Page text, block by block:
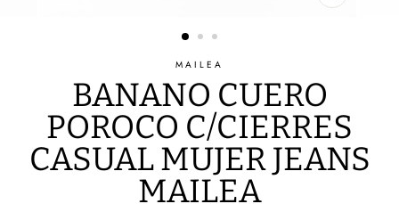
CERRAR
MAILEA
BANANO CUERO
POROCO C/CIERRES
CASUAL MUJER JEANS
MAILEA